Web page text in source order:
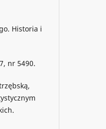
Historia i
nr 5490.